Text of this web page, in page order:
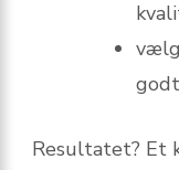
Resultatet? Et